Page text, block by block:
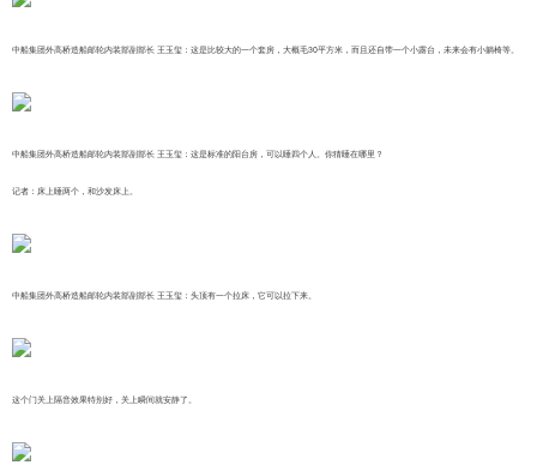
中船集团外高桥造船邮轮内装部副部长 王玉玺：这是比较大的一个套房，大概毛30平方米，而且还自带一个小露台，未来会有小躺椅等。
中船集团外高桥造船邮轮内装部副部长 王玉玺：这是标准的阳台房，可以睡四个人。你猜睡在哪里？
记者：床上睡两个，和沙发床上。
中船集团外高桥造船邮轮内装部副部长 王玉玺：头顶有一个拉床，它可以拉下来。
这个门关上隔音效果特别好，关上瞬间就安静了。